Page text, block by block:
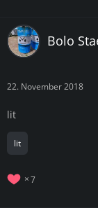
Bolo
22. November 2018
lit
lit
7